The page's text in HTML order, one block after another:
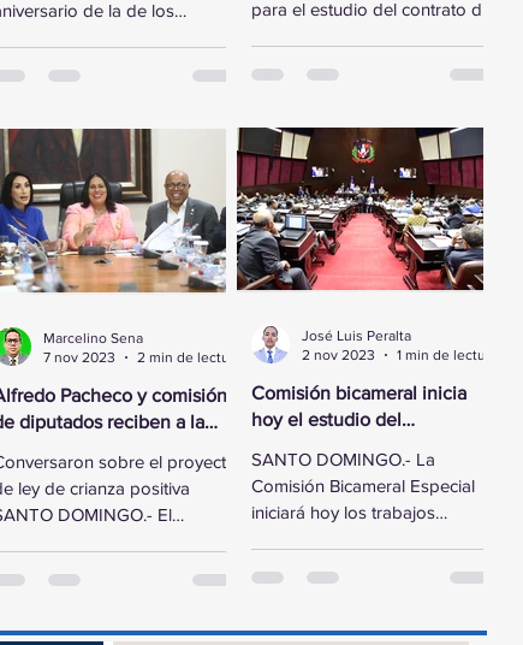
de la de los
para el estudio del contrato de
Pacheco y comisión
diputados reciben a la
sobre el proyecto
ley de crianza positiva
DOMINGO.- El
Marcelino Sena
7 nov 2023
Comisión bicameral inicia
hoy el estudio del
Estado 2024
SANTO DOMINGO.- La
Comisión Bicameral Especial
iniciará hoy los trabajos
José Luis Peralta
2 nov 2023
1 min de lectura